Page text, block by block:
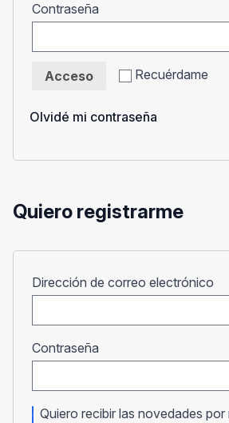
Contraseña
Recuérdame
Acceso
Olvidé mi contraseña
Quiero registrarme
Dirección de correo electrónico
Contraseña
Quiero recibir las novedades por